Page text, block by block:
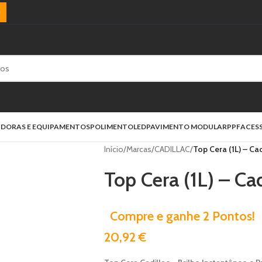
E EQUIPAMENTOSPOLIMENTOLEDPAVIMENTO MODULARPPF
Início/Marcas/CADILLAC/Top Cera (1L) –
Top Cera (1L) –
Compre e ganhe 2 Pontos!
20,92€